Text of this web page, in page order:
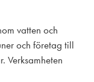
vatten och
och företag till
Verksamheten